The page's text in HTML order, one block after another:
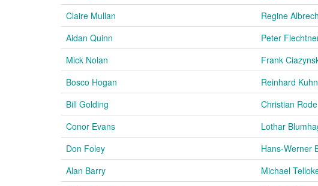
Claire Mullan
Regine
Aidan Quinn
Peter
Mick Nolan
Frank
Bosco Hogan
Reinhard
Bill Golding
Christian Rode
Conor Evans
Lothar
Don Foley
Hans-Werner
Alan Barry
Michael